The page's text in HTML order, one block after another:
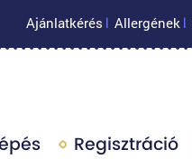
Ajánlatkérés | Allergének |
Regisztráció